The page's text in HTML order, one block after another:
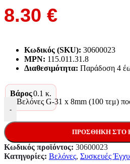
8.30 €
Κωδικός (SKU): 30600023
MPN: 115.011.31.8
Διαθεσιμότητα: Παράδoση 4
Βάρος0.1 κ.
-
Βελόνες G-31 x 8mm (100 τεμ)
ΠΡΟΣΘΉΚΗ ΣΤΟ
Κωδικός προϊόντος: 30600023
Κατηγορίες: Βελόνες, Συσκευές